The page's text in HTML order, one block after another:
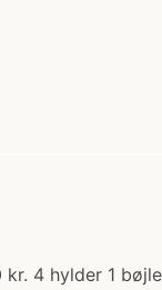
4 hylder 1